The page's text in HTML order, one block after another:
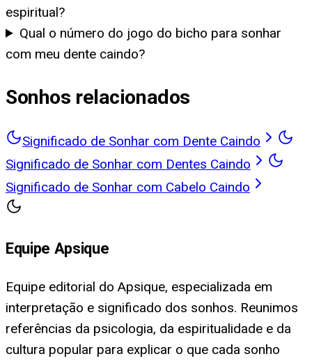
espiritual?
Qual o número do jogo do bicho para sonhar
com meu dente caindo?
Sonhos relacionados
Significado de Sonhar com Dente Caindo
Significado de Sonhar com Dentes Caindo
Significado de Sonhar com Cabelo Caindo
Equipe Apsique
Equipe editorial do Apsique, especializada em
interpretação e significado dos sonhos. Reunimos
referências da psicologia, da espiritualidade e da
cultura popular para explicar o que cada sonho